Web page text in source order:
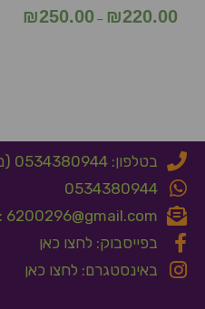
₪220.00
–
₪250.00
בטלפון: 0534380944 (מענה בשעות הבוקר בלבד)
0534380944
6200296@gmail.com
בפייסבוק: לחצו כאן
באינסטגרם: לחצו כאן